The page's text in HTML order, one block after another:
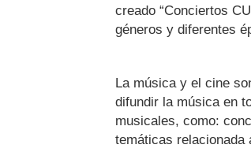
creado “Conciertos
géneros y diferentes
La música y el cine
difundir la música en
musicales, como:
temáticas relacionada